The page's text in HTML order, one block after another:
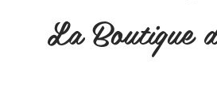
La Boutique